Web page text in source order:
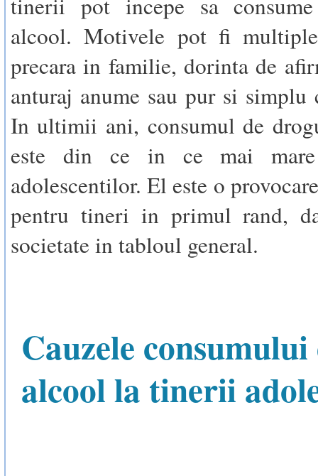
alcool. Motivele pot fi
precara in familie, dorinta de
anturaj anume sau pur si simplu
In ultimii ani, consumul de
este din ce in ce mai
adolescentilor. El este o
pentru tineri in primul rand,
societate in tabloul general.
Cauzele consumului
alcool la tinerii